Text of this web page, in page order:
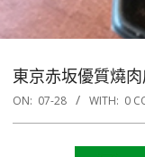
東京赤坂優質燒肉
ON: 07-28 WITH: 0